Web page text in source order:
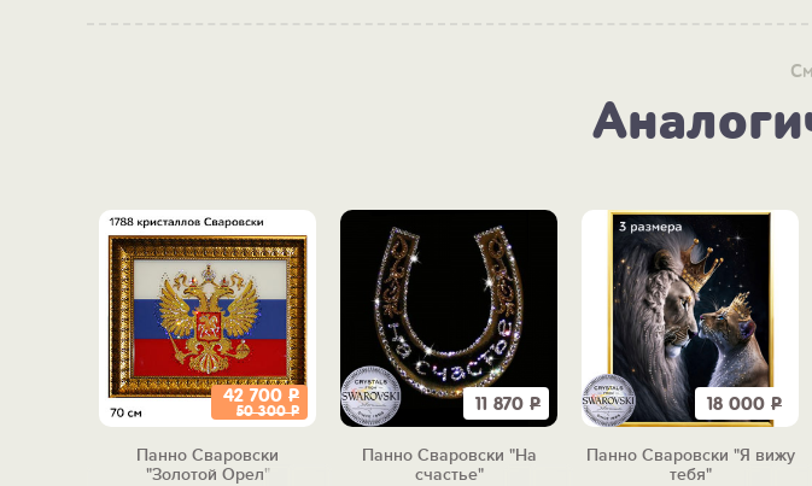
42 700 Р
50 300Р
Панно Сваровски
"Золотой Орел"
11 870 Р
Панно Сваровски "На
счастье"
18 000 Р
Панно Сваровски "Я вижу
тебя"